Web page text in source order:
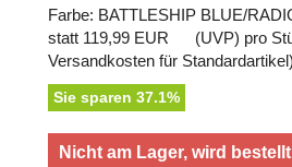
Farbe: BATTLESHIP BLUE/
statt 119,99 EUR (UVP) pro
Versandkosten für Standardartikel)
Sie sparen 37.1%
Nicht am Lager, wird bestellt